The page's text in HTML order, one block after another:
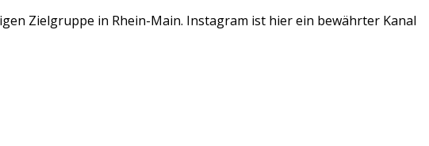
Zielgruppe in Rhein-Main. Instagram ist hier ein bewährter Kanal